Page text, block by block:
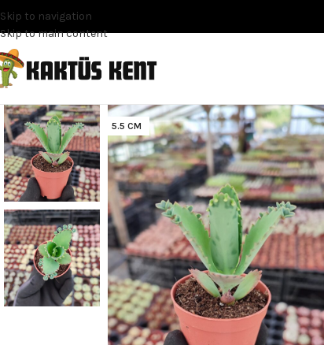
Skip to navigation
Skip to main content
5.5 CM